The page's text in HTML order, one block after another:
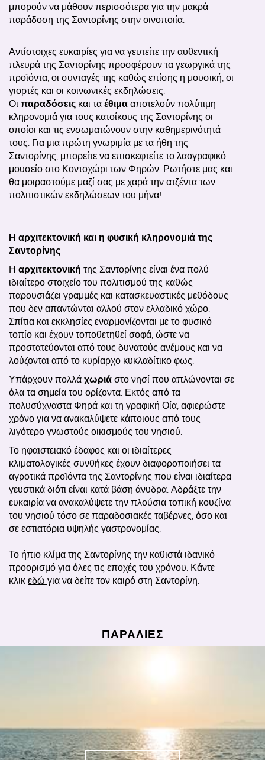
μπορούν να μάθουν περισσότερα για την μακρά
παράδοση της Σαντορίνης στην οινοποιία.
Αντίστοιχες ευκαιρίες για να γευτείτε την αυθεντική
πλευρά της Σαντορίνης προσφέρουν τα γεωργικά της
προϊόντα, οι συνταγές της καθώς επίσης η μουσική, οι
γιορτές και οι κοινωνικές εκδηλώσεις.
Οι παραδόσεις και τα έθιμα αποτελούν πολύτιμη
κληρονομιά για τους κατοίκους της Σαντορίνης οι
οποίοι και τις ενσωματώνουν στην καθημερινότητά
τους. Για μια πρώτη γνωριμία με τα ήθη της
Σαντορίνης, μπορείτε να επισκεφτείτε το λαογραφικό
μουσείο στο Κοντοχώρι των Φηρών. Ρωτήστε μας και
θα μοιραστούμε μαζί σας με χαρά την ατζέντα των
πολιτιστικών εκδηλώσεων του μήνα!
Η αρχιτεκτονική και η φυσική κληρονομιά της
Σαντορίνης
Η αρχιτεκτονική της Σαντορίνης είναι ένα πολύ
ιδιαίτερο στοιχείο του πολιτισμού της καθώς
παρουσιάζει γραμμές και κατασκευαστικές μεθόδους
που δεν απαντώνται αλλού στον ελλαδικό χώρο.
Σπίτια και εκκλησίες εναρμονίζονται με το φυσικό
τοπίο και έχουν τοποθετηθεί σοφά, ώστε να
προστατεύονται από τους δυνατούς ανέμους και να
λούζονται από το κυρίαρχο κυκλαδίτικο φως.
Υπάρχουν πολλά χωριά στο νησί που απλώνονται σε
όλα τα σημεία του ορίζοντα. Εκτός από τα
πολυσύχναστα Φηρά και τη γραφική Οία, αφιερώστε
χρόνο για να ανακαλύψετε κάποιους από τους
λιγότερο γνωστούς οικισμούς του νησιού.
Το ηφαιστειακό έδαφος και οι ιδιαίτερες
κλιματολογικές συνθήκες έχουν διαφοροποιήσει τα
αγροτικά προϊόντα της Σαντορίνης που είναι ιδιαίτερα
γευστικά διότι είναι κατά βάση άνυδρα. Αδράξτε την
ευκαιρία να ανακαλύψετε την πλούσια τοπική κουζίνα
του νησιού τόσο σε παραδοσιακές ταβέρνες, όσο και
σε εστιατόρια υψηλής γαστρονομίας.
Το ήπιο κλίμα της Σαντορίνης την καθιστά ιδανικό
προορισμό για όλες τις εποχές του χρόνου. Κάντε
κλικ εδώ για να δείτε τον καιρό στη Σαντορίνη.
ΠΑΡΑΛΙΕΣ